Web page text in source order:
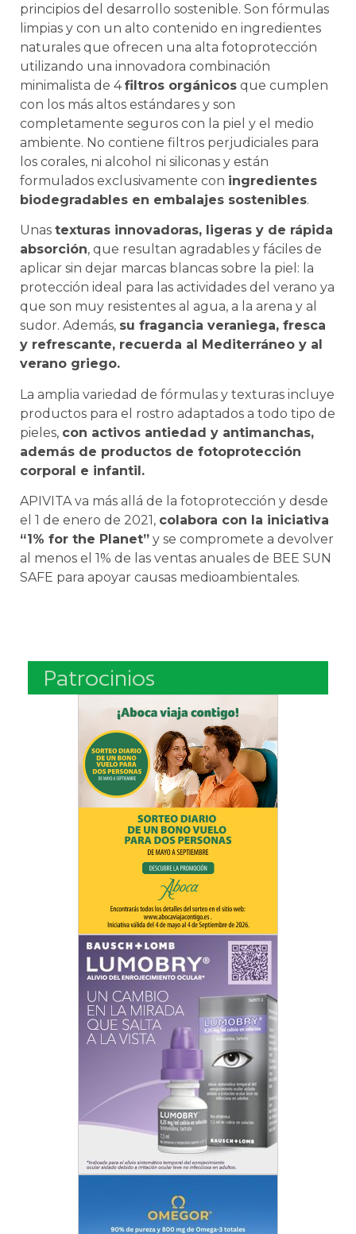
principios del desarrollo sostenible. Son fórmulas
limpias y con un alto contenido en ingredientes
naturales que ofrecen una alta fotoprotección
utilizando una innovadora combinación
minimalista de 4filtros orgánicos que cumplen
con los más altos estándares y son
completamente seguros con la piel y el medio
ambiente. No contiene filtros perjudiciales para
los corales, ni alcohol ni siliconas y están
formulados exclusivamente con ingredientes
biodegradables en embalajes sostenibles.
Unas texturas innovadoras, ligeras y de rápida
absorción, que resultan agradables y fáciles de
aplicar sin dejar marcas blancas sobre la piel: la
protección ideal para las actividades del verano ya
que son muy resistentes al agua, a la arena y al
sudor. Además, su fragancia veraniega, fresca
y refrescante, recuerda al Mediterráneo y al
verano griego.
La amplia variedad de fórmulas y texturas incluye
productos para el rostro adaptados a todo tipo de
pieles, con activos antiedad y antimanchas,
además de productos de fotoprotección
corporal e infantil.
APIVITA va más allá de la fotoprotección y desde
el 1 de enero de 2021, colabora con la iniciativa
“1% for the Planet” y se compromete a devolver
al menos el 1% de las ventas anuales de BEE SUN
SAFE para apoyar causas medioambientales.
Patrocinios